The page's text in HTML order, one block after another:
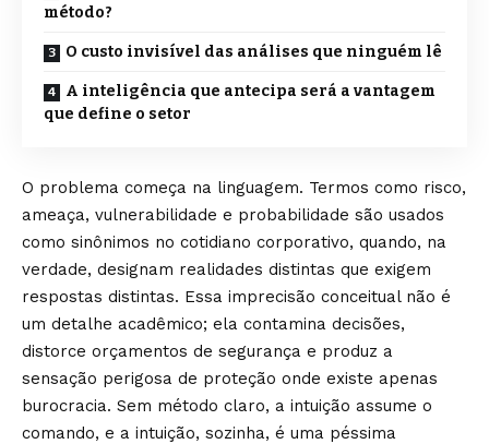
método?
O custo invisível das análises que ninguém lê
A inteligência que antecipa será a vantagem
que define o setor
O problema começa na linguagem. Termos como risco,
ameaça, vulnerabilidade e probabilidade são usados
como sinônimos no cotidiano corporativo, quando, na
verdade, designam realidades distintas que exigem
respostas distintas. Essa imprecisão conceitual não é
um detalhe acadêmico; ela contamina decisões,
distorce orçamentos de segurança e produz a
sensação perigosa de proteção onde existe apenas
burocracia. Sem método claro, a intuição assume o
comando, e a intuição, sozinha, é uma péssima